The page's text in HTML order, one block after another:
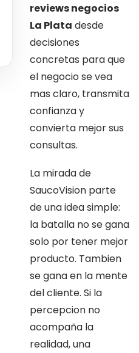
reviews negocios
La Plata desde
decisiones
concretas para que
el negocio se vea
mas claro, transmita
confianza y
convierta mejor sus
consultas.
La mirada de
SaucoVision parte
de una idea simple:
la batalla no se gana
solo por tener mejor
producto. Tambien
se gana en la mente
del cliente. Si la
percepcion no
acompaña la
realidad, una